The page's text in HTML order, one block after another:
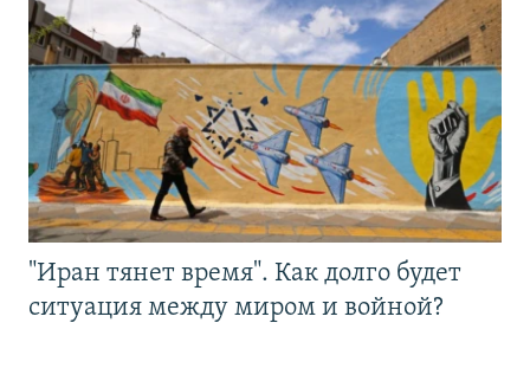
"Иран тянет время". Как долго будет
ситуация между миром и войной?